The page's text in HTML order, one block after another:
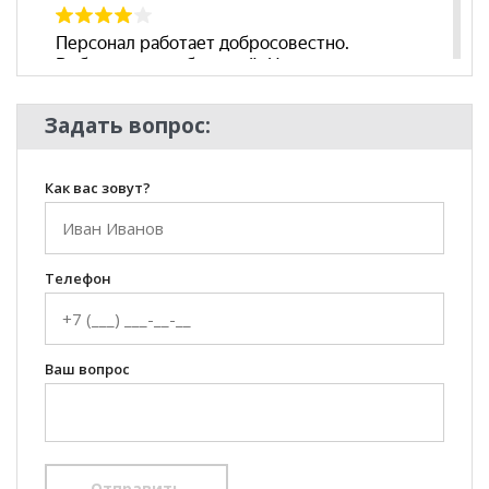
Задать вопрос:
Как вас зовут?
Телефон
Ваш вопрос